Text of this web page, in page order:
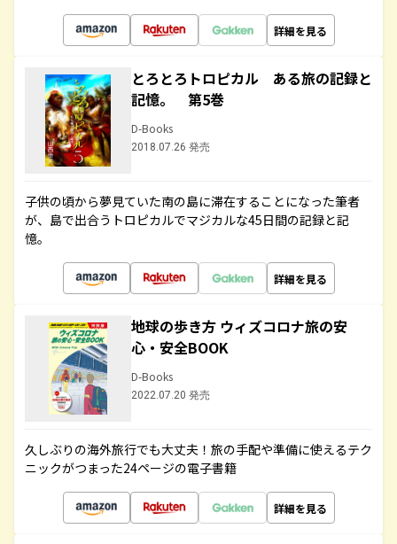
詳細を見る
とろとろトロピカル ある旅の記録と
記憶。 第5巻
D-Books
2018.07.26 発売
子供の頃から夢見ていた南の島に滞在することになった筆者
が、島で出合うトロピカルでマジカルな45日間の記録と記
憶。
詳細を見る
地球の歩き方 ウィズコロナ旅の安
心・安全BOOK
D-Books
2022.07.20 発売
久しぶりの海外旅行でも大丈夫！旅の手配や準備に使えるテク
ニックがつまった24ページの電子書籍
詳細を見る